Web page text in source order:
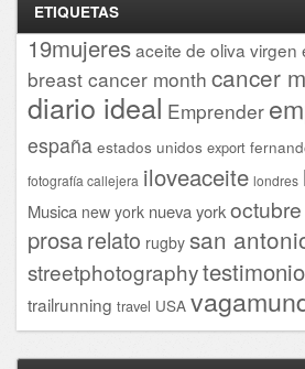
ETIQUETAS
19mujeresaceite de oliva virgen
breast cancer month cancer
diario ideal Emprender
españa estados unidos export
fotografía callejera iloveaceite londres
Musica new york nueva yorkoctubre
prosarelato rugby san
streetphotographytestimonio
trailrunning travel USA